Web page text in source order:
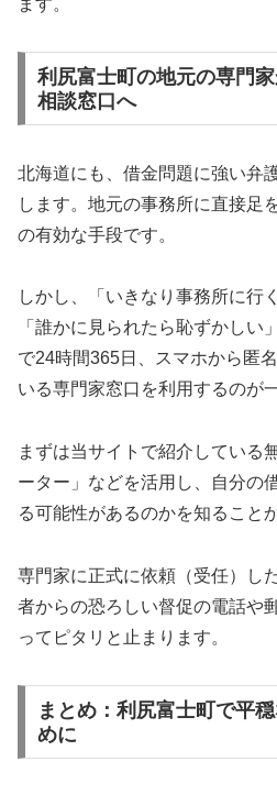
ます。
利尻富士町の地元の専門
相談窓口へ
北海道にも、借金問題に強い弁
します。地元の事務所に直接足
の有効な手段です。
しかし、「いきなり事務所に行
「誰かに見られたら恥ずかしい
で24時間365日、スマホから匿
いる専門家窓口を利用するのが
まずは当サイトで紹介している
ーター」などを活用し、自分の
る可能性があるのかを知ること
専門家に正式に依頼（受任）し
者からの恐ろしい督促の電話や
ってピタリと止まります。
まとめ：利尻富士町で平
めに